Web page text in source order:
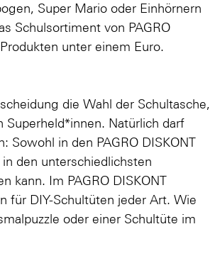
, Super Mario oder Einhörnern
Schulsortiment von PAGRO
unter einem Euro.
die Wahl der Schultasche,
Superheld*innen. Natürlich darf
Sowohl in den PAGRO DISKONT
den unterschiedlichsten
kann. Im PAGRO DISKONT
für DIY-Schultüten jeder Art. Wie
oder einer Schultüte im